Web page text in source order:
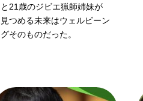
と21歳のジビエ猟師姉妹が
見つめる未来はウェルビーン
グそのものだった。